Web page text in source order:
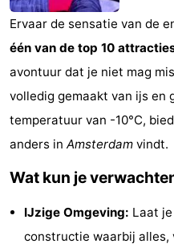
Musea
-
Monumenten
-
Kerken
-
Uitkijkpunten
Attracties
Experiences
Dorpen
Ervaar de sensatie van de
één van de top 10
avontuur dat je niet mag
volledig gemaakt van ijs en
temperatuur van -10°C,
anders in Amsterdam vindt.
Wat kun je
IJzige Omgeving: Laat
constructie waarbij alles,